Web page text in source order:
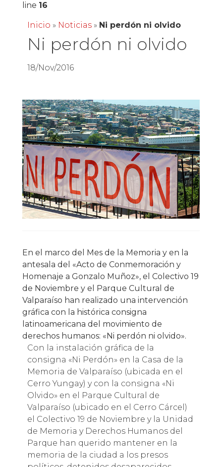
line 16
Inicio » Noticias» Ni perdón ni olvido
Ni perdón ni olvido
18/Nov/2016
En el marco del Mes de la Memoria y en la
antesala del «Acto de Conmemoración y
Homenaje a Gonzalo Muñoz», el Colectivo 19
de Noviembre y el Parque Cultural de
Valparaíso han realizado una intervención
gráfica con la histórica consigna
latinoamericana del movimiento de
derechos humanos: «Ni perdón ni olvido».
Con la instalación gráfica de la
consigna «Ni Perdón» en la Casa de la
Memoria de Valparaíso (ubicada en el
Cerro Yungay) y con la consigna «Ni
Olvido» en el Parque Cultural de
Valparaíso (ubicado en el Cerro Cárcel)
el Colectivo 19 de Noviembre y la Unidad
de Memoria y Derechos Humanos del
Parque han querido mantener en la
memoria de la ciudad a los presos